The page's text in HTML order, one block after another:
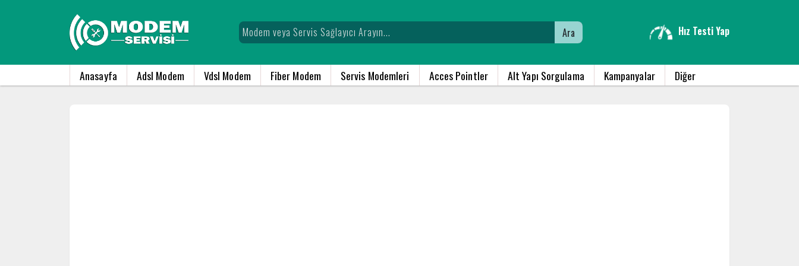
Ara Hız Testi Yap
Anasayfa Adsl Modem Vdsl Modem Fiber Modem Servis Modemleri Acces Pointler Alt Yapı Sorgulama Kampanyalar Diğer